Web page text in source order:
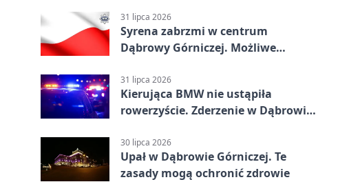
31 lipca 2026
Syrena zabrzmi w centrum
Dąbrowy Górniczej. Możliwe
31 lipca 2026
Kierująca BMW nie ustąpiła
rowerzyście. Zderzenie w Dąbrowie
30 lipca 2026
Upał w Dąbrowie Górniczej. Te
zasady mogą ochronić zdrowie